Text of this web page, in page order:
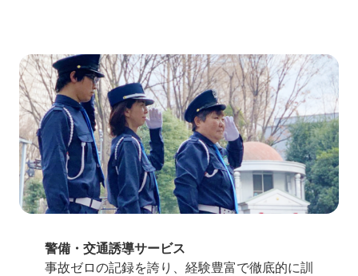
警備・交通誘導サービス
事故ゼロの記録を誇り、経験豊富で徹底的に訓